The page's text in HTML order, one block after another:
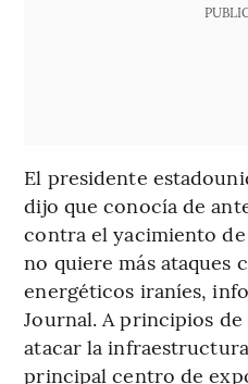
El presidente
dijo que conocía de
contra el yacimiento de
no quiere más ataques
energéticos iraníes,
Journal. A principios de
atacar la
principal centro de